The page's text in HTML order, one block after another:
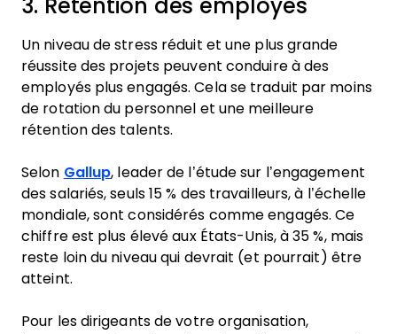
3. Rétention des employés
Un niveau de stress réduit et une plus grande
réussite des projets peuvent conduire à des
employés plus engagés. Cela se traduit par moins
de rotation du personnel et une meilleure
rétention des talents.
Selon Gallup, leader de l’étude sur l’engagement
des salariés, seuls 15 % des travailleurs, à l’échelle
mondiale, sont considérés comme engagés. Ce
chiffre est plus élevé aux États-Unis, à 35 %, mais
reste loin du niveau qui devrait (et pourrait) être
atteint.
Pour les dirigeants de votre organisation,